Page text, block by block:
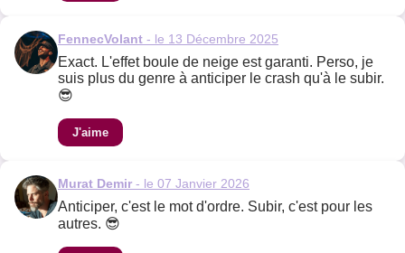
FennecVolant - le 13 Décembre 2025
Exact. L'effet boule de neige est garanti. Perso, je
suis plus du genre à anticiper le crash qu'à le subir.
😎
J'aime
Murat Demir - le 07 Janvier 2026
Anticiper, c'est le mot d'ordre. Subir, c'est pour les
autres. 😎